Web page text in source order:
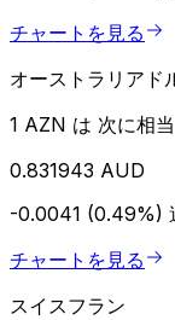
チャートを見る
オーストラリアド
1 AZN は 次に相当
0.831943 AUD
-0.0041 (0.49%)
チャートを見る
スイスフラン